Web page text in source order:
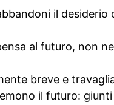
il
al futuro, non
breve e
il futuro: